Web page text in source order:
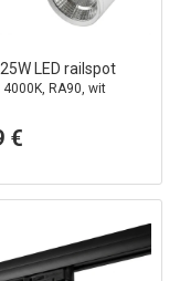
LED railspot
RA90, wit
€